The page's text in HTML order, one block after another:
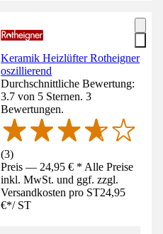
Keramik Heizlüfter Rotheigner
oszillierend
Durchschnittliche Bewertung:
3.7 von 5 Sternen. 3
Bewertungen.
(3)
Preis — 24,95 € * Alle Preise
inkl. MwSt. und ggf. zzgl.
Versandkosten pro ST24,95
€*/ ST